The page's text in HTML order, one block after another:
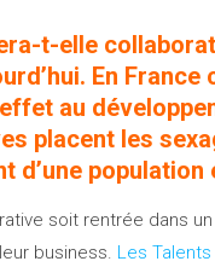
t-elle
En
au
placent les
d’une population
soit rentrée dans
business. Les Talents